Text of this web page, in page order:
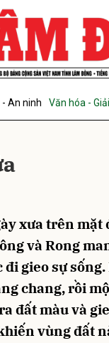
An ninh Văn hóa -
xưa trên mặt
và Rong
gieo sự sống.
chang, rồi
đất màu và
vùng đất